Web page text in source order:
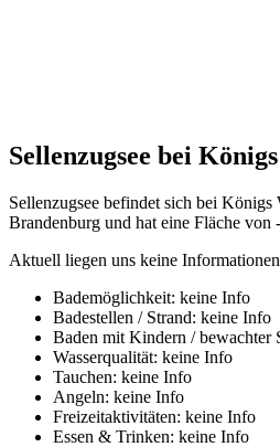
Sellenzugsee bei
Sellenzugsee befindet sich bei Königs
Brandenburg und hat eine Fläche von
Aktuell liegen uns keine
Bademöglichkeit: keine Info
Badestellen / Strand: keine Info
Baden mit Kindern / bewachter
Wasserqualität: keine Info
Tauchen: keine Info
Angeln: keine Info
Freizeitaktivitäten: keine Info
Essen & Trinken: keine Info